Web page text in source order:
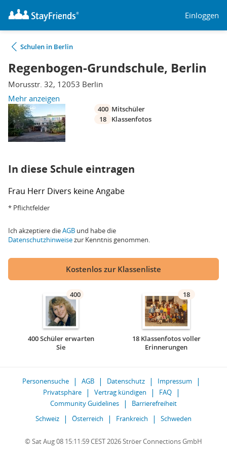
Einloggen
Schulen in Berlin
Regenbogen-Grundschule, Berlin
Morusstr. 32, 12053 Berlin
Mehr anzeigen
400 Mitschüler
18
Klassenfotos
In diese Schule eintragen
Frau Herr Divers keine Angabe
* Pflichtfelder
Ich akzeptiere dieAGB und habe die
Datenschutzhinweisezur Kenntnis genommen.
Kostenlos zur Klassenliste
400
400 Schüler erwarten
Sie
18
18 Klassenfotos voller
Erinnerungen
Personensuche AGB Datenschutz
Impressum
Privatsphäre
Vertrag kündigen
FAQ
Community Guidelines
Barrierefreiheit
Schweiz
Österreich Frankreich Schweden
© Sat Aug 08 15:11:59 CEST 2026 Ströer Connections GmbH